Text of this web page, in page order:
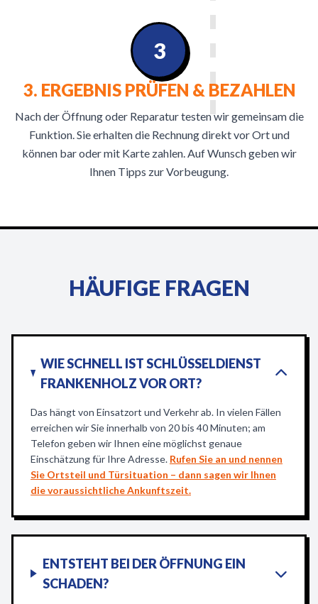
3. ERGEBNIS PRÜFEN & BEZAHLEN
Nach der Öffnung oder Reparatur testen wir gemeinsam die
Funktion. Sie erhalten die Rechnung direkt vor Ort und
können bar oder mit Karte zahlen. Auf Wunsch geben wir
Ihnen Tipps zur Vorbeugung.
3
HÄUFIGE FRAGEN
WIE SCHNELL IST SCHLÜSSELDIENST
FRANKENHOLZ VOR ORT?
Das hängt von Einsatzort und Verkehr ab. In vielen Fällen
erreichen wir Sie innerhalb von 20 bis 40 Minuten; am
Telefon geben wir Ihnen eine möglichst genaue
Einschätzung für Ihre Adresse. Rufen Sie an und nennen
Sie Ortsteil und Türsituation – dann sagen wir Ihnen
die voraussichtliche Ankunftszeit.
ENTSTEHT BEI DER ÖFFNUNG EIN
SCHADEN?